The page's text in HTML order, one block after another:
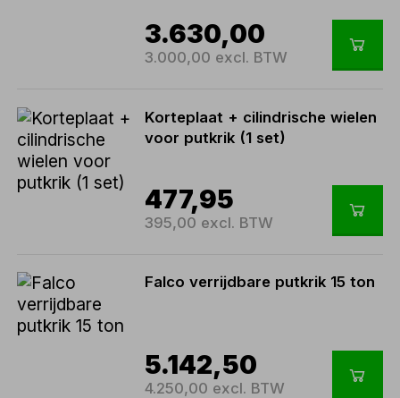
3.630,00
3.000,00 excl. BTW
Korteplaat + cilindrische wielen
voor putkrik (1 set)
477,95
395,00 excl. BTW
Falco verrijdbare putkrik 15 ton
5.142,50
4.250,00 excl. BTW